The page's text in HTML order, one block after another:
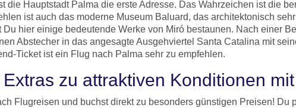
die Hauptstadt Palma die erste Adresse. Das Wahrzeichen ist die
ist auch das moderne Museum Baluard, das architektonisch
hier einige bedeutende Werke von Miró bestaunen. Nach einer
Abstecher in das angesagte Ausgehviertel Santa Catalina mit
Ticket ist ein Flug nach Palma sehr zu empfehlen.
zu attraktiven Konditionen
Flugreisen und buchst direkt zu besonders günstigen Preisen!